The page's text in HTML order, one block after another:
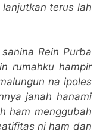
terus lah
Rein Purba
rumahku hampir
na ipoles
janah hanami
ham menggubah
ni ham dan